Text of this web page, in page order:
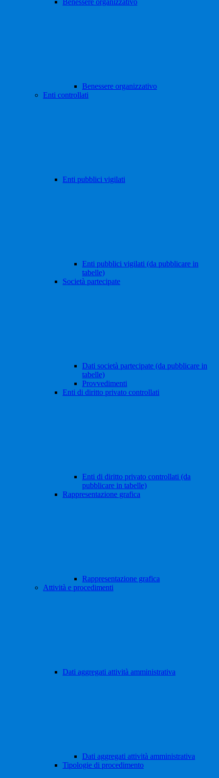
Benessere organizzativo
Benessere organizzativo
Enti controllati
Enti pubblici vigilati
Enti pubblici vigilati (da pubblicare in
tabelle)
Società partecipate
Dati società partecipate (da pubblicare in
tabelle)
Provvedimenti
Enti di diritto privato controllati
Enti di diritto privato controllati (da
pubblicare in tabelle)
Rappresentazione grafica
Rappresentazione grafica
Attività e procedimenti
Dati aggregati attività amministrativa
Dati aggregati attività amministrativa
Tipologie di procedimento